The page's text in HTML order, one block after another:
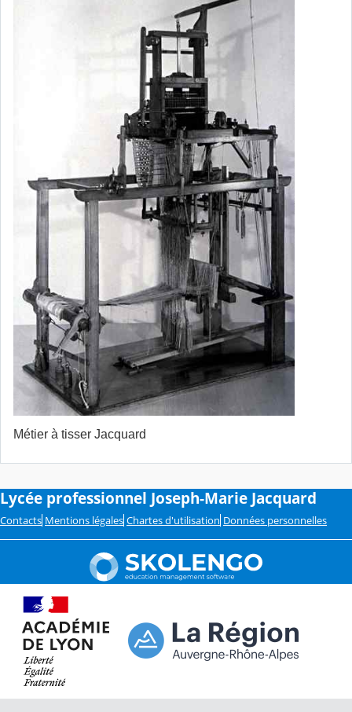
Métier à tisser Jacquard
Lycée professionnel Joseph-Marie Jacquard
Contacts Mentions légales Chartes d'utilisation Données personnelles